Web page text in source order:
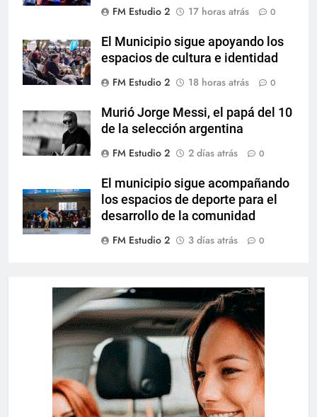
FM Estudio 2
17 horas atrás 0
El Municipio sigue apoyando los
espacios de cultura e identidad
FM Estudio 2
18 horas atrás 0
Murió Jorge Messi, el papá del 10
de la selección argentina
FM Estudio 2
2 días atrás 0
El municipio sigue acompañando
los espacios de deporte para el
desarrollo de la comunidad
FM Estudio 2
3 días atrás 0